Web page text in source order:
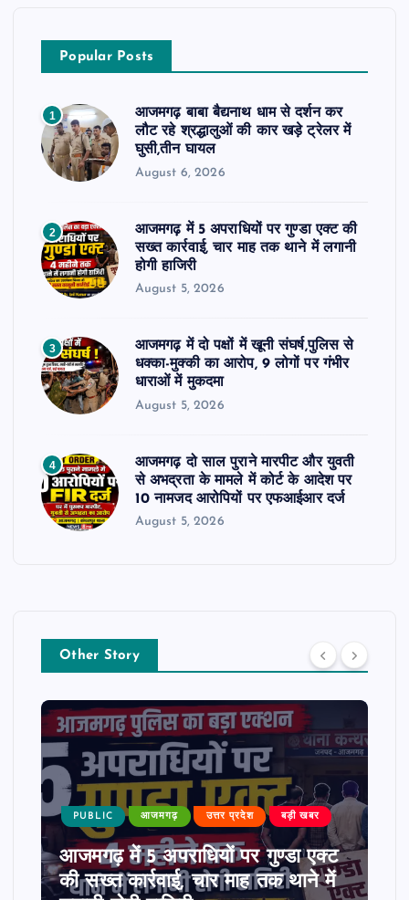
Popular Posts
1
आजमगढ़ बाबा बैद्यनाथ धाम से दर्शन कर
लौट रहे श्रद्धालुओं की कार खड़े ट्रेलर में
घुसी,तीन घायल
August 6, 2026
2
आजमगढ़ में 5 अपराधियों पर गुण्डा एक्ट की
सख्त कार्रवाई, चार माह तक थाने में लगानी
होगी हाजिरी
August 5, 2026
3
आजमगढ़ में दो पक्षों में खूनी संघर्ष,पुलिस से
धक्का-मुक्की का आरोप, 9 लोगों पर गंभीर
धाराओं में मुकदमा
August 5, 2026
4
आजमगढ़ दो साल पुराने मारपीट और युवती
से अभद्रता के मामले में कोर्ट के आदेश पर
10 नामजद आरोपियों पर एफआईआर दर्ज
August 5, 2026
Other Story
PUBLIC आजमगढ़ उत्तर प्रदेश बड़ी खबर
आजमगढ़ में 5 अपराधियों पर गुण्डा एक्ट
की सख्त कार्रवाई, चार माह तक थाने में